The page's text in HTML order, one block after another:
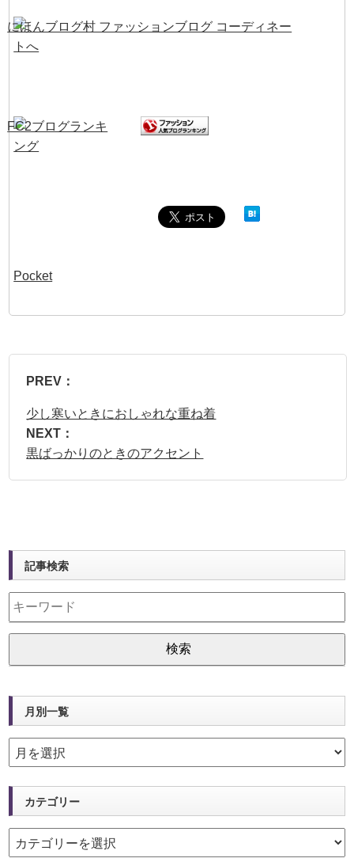
Pocket
PREV：
少し寒いときにおしゃれな重ね着
NEXT：
黒ばっかりのときのアクセント
記事検索
月別一覧
カテゴリー